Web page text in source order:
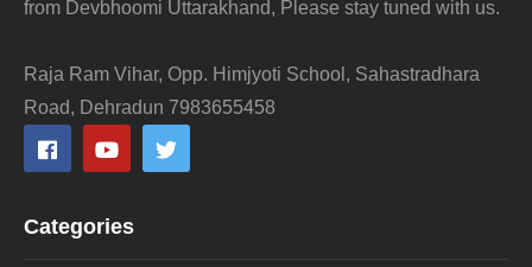
from Devbhoomi Uttarakhand, Please stay tuned with us.
Raja Ram Vihar, Opp. Himjyoti School, Sahastradhara
Road, Dehradun 7983655458
Categories